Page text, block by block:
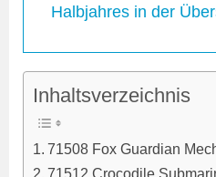
Halbjahres in der
Inhaltsverzeichnis
71508 Fox Guardian
71512 Crocodile